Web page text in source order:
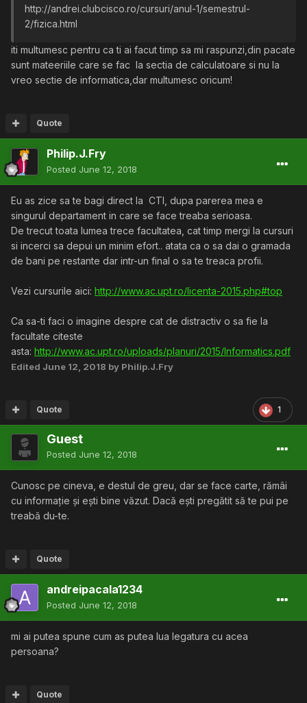
http://andrei.clubcisco.ro/cursuri/anul-1/semestrul-
2/fizica.html
iti multumesc pentru ca ti ai facut timp sa mi raspunzi,din pacate
sunt mateeriile care se fac la sectia de calculatoare si nu la
vreo sectie de informatica,dar multumesc oricum!
Quote
Philip.J.Fry
Posted June 12, 2018
Eu as zice sa te bagi direct la CTI, dupa parerea mea e
singurul departament in care se face treaba serioasa.
De trecut toata lumea trece facultatea, cat timp mergi la cursuri
si incerci sa depui un minim efort.. atata ca o sa dai o gramada
de bani pe restante dar intr-un final o sa te treaca profii.
Vezi cursurile aici: http://www.ac.upt.ro/licenta-2015.php#top
Ca sa-ti faci o imagine despre cat de distractiv o sa fie la
facultate citeste
asta: http://www.ac.upt.ro/uploads/planuri/2015/Informatics.pdf
Edited June 12, 2018 by Philip.J.Fry
1
Quote
Guest
Posted June 12, 2018
Cunosc pe cineva, e destul de greu, dar se face carte, rămâi
cu informație și ești bine văzut. Dacă ești pregătit să te pui pe
treabă du-te.
Quote
andreipacala1234
Posted June 12, 2018
mi ai putea spune cum as putea lua legatura cu acea
persoana?
Quote